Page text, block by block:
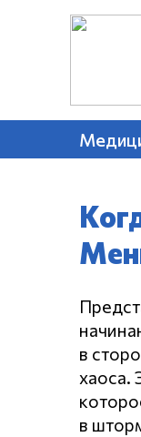
в
хаоса.
в